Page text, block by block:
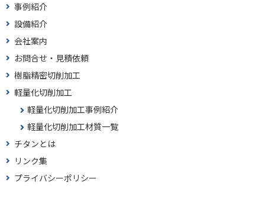
事例紹介
設備紹介
会社案内
お問合せ・見積依頼
樹脂精密切削加工
軽量化切削加工
軽量化切削加工事例紹介
軽量化切削加工材質一覧
チタンとは
リンク集
プライバシーポリシー